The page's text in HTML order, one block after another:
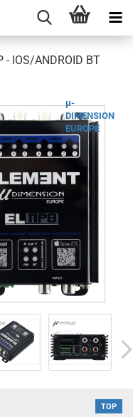
- IOS/ANDROID BT
µ-
DIMENSION
EUROPE
TOP